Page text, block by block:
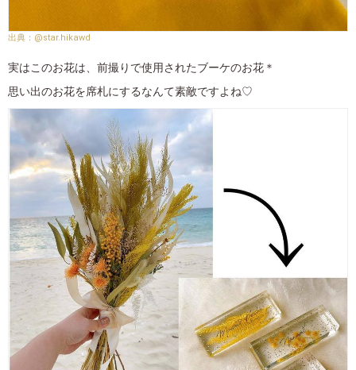
@star.hikawd
実はこのお花は、前撮りで使用されたブーケのお花＊
思い出のお花を席札にするなんて素敵ですよね♡